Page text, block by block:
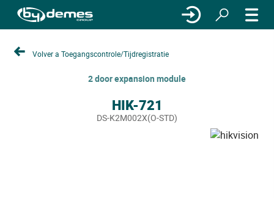
Volver a Toegangscontrole/Tijdregistratie
2 door expansion module
HIK-721
DS-K2M002X(O-STD)